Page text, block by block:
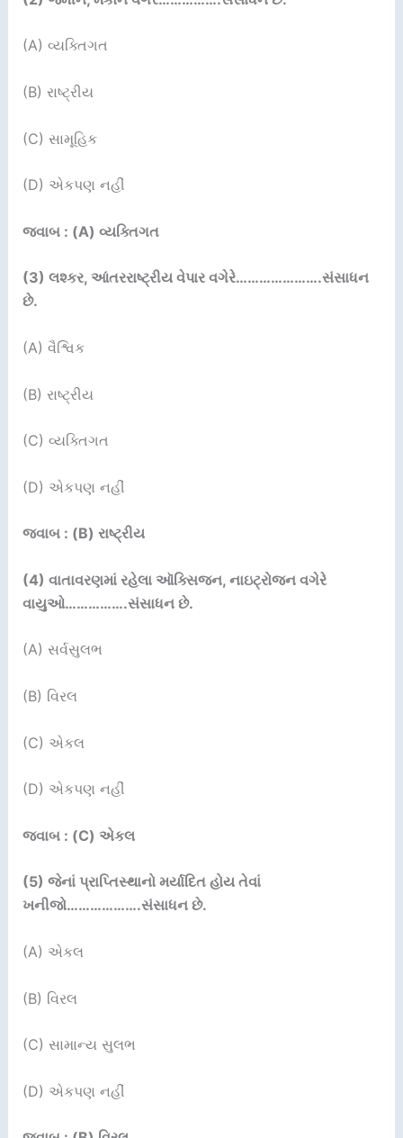
(A) વ્યક્તિગત
(B) રાષ્ટ્રીય
(C) સામૂહિક
(D) એકપણ નહીં
જવાબ : (A) વ્યક્તિગત
(3) લશ્કર, આંતરરાષ્ટ્રીય વેપાર વગેરે………………….સંસાધન
છે.
(A) વૈશ્વિક
(B) રાષ્ટ્રીય
(C) વ્યક્તિગત
(D) એકપણ નહીં
જવાબ : (B) રાષ્ટ્રીય
(4) વાતાવરણમાં રહેલા ઑક્સિજન, નાઇટ્રોજન વગેરે
વાયુઓ…………….સંસાધન છે.
(A) સર્વસુલભ
(B) વિરલ
(C) એકલ
(D) એકપણ નહીં
જવાબ : (C) એકલ
(5) જેનાં પ્રાપ્તિસ્થાનો મર્યાદિત હોય તેવાં
ખનીજો……………….સંસાધન છે.
(A) એકલ
(B) વિરલ
(C) સામાન્ય સુલભ
(D) એકપણ નહીં